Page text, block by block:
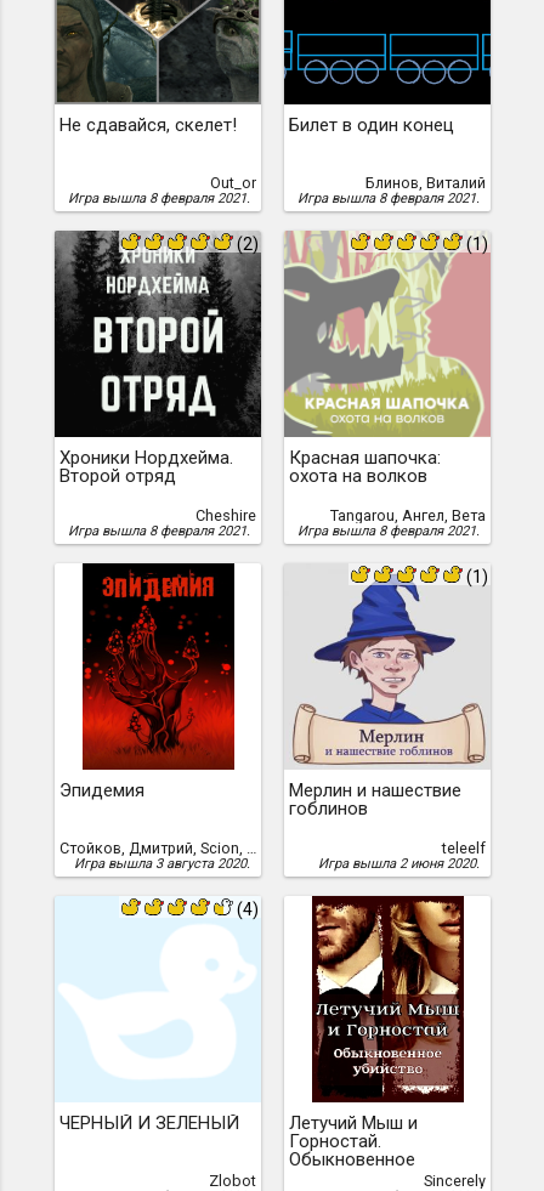
Не сдавайся, скелет!
Out_or
Игра вышла 8 февраля 2021.
Билет в один конец
Блинов, Виталий
Игра вышла 8 февраля 2021.
(2)
Хроники Нордхейма.
Второй отряд
Cheshire
Игра вышла 8 февраля 2021.
(1)
Красная шапочка:
охота на волков
Tangarou, Ангел, Вета
Игра вышла 8 февраля 2021.
Эпидемия
Стойков, Дмитрий, Scion, AntiHero
Игра вышла 3 августа 2020.
(1)
Мерлин и нашествие
гоблинов
teleelf
Игра вышла 2 июня 2020.
(4)
ЧЕРНЫЙ И ЗЕЛЕНЫЙ
Zlobot
Летучий Мыш и
Горностай.
Обыкновенное
Sincerely